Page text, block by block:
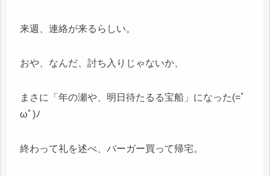
来週、連絡が来るらしい。
おや、なんだ、討ち入りじゃないか、
まさに「年の瀬や、明日待たるる宝船」になった(=ﾟ
ωﾟ)ﾉ
終わって礼を述べ、バーガー買って帰宅。